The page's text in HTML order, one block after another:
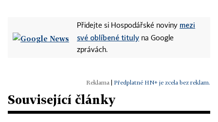
Přidejte si Hospodářské noviny mezi
své oblíbené tituly na Google
zprávách.
Předplatné HN+ je zcela bez reklam.
Související články